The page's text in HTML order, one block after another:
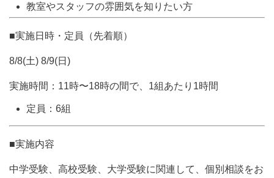
教室やスタッフの雰囲気を知りたい方
■実施日時・定員（先着順）
8/8(土) 8/9(日)
実施時間：11時〜18時の間で、1組あたり1時間
定員：6組
■実施内容
中学受験、高校受験、大学受験に関連して、個別相談をお